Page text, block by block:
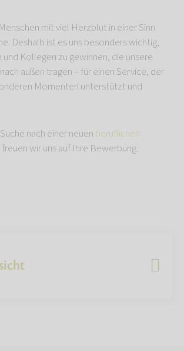
mit viel Herzblut in einer Sinn
Deshalb ist es uns besonders wichtig,
Kollegen zu gewinnen, die unsere
außen tragen – für einen Service, der
Momenten unterstützt und
nach einer neuen beruflichen
freuen wir uns auf Ihre Bewerbung.